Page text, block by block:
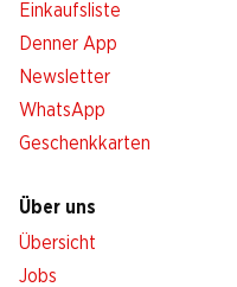
Einkaufsliste
Denner App
Newsletter
WhatsApp
Geschenkkarten
Über uns
Übersicht
Jobs